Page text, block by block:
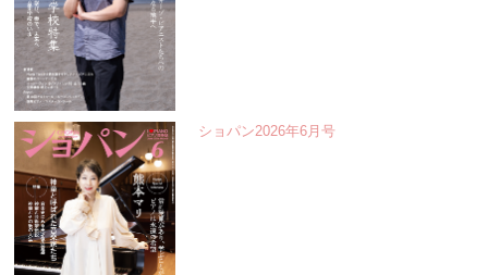
ショパン2026年6月号